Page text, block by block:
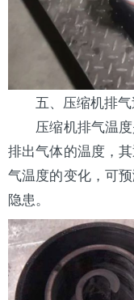
五、压缩机排气
压缩机排气温度
排出气体的温度，
气温度的变化，可
隐患。